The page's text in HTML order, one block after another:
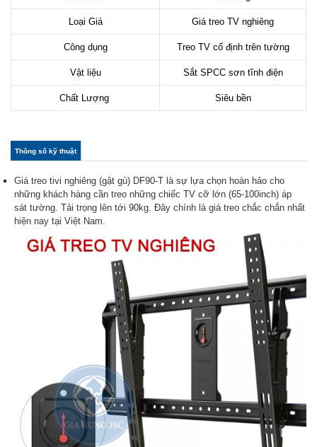
Loại Giá Giá treo TV nghiêng
Công dụng Treo TV cố định trên tường
Vật liệu Sắt SPCC sơn tĩnh điện
Chất Lượng Siêu bền
col_horizontal
Thông số kỹ thuật(tab
động)
Giá treo tivi nghiêng (gật gù) DF90-T là sự lựa chọn hoàn hảo cho
những khách hàng cần treo những chiếc TV cỡ lớn (65-100inch) áp
sát tường. Tải trọng lên tới 90kg. Đây chính là giá treo chắc chắn nhất
hiện nay tại Việt Nam.